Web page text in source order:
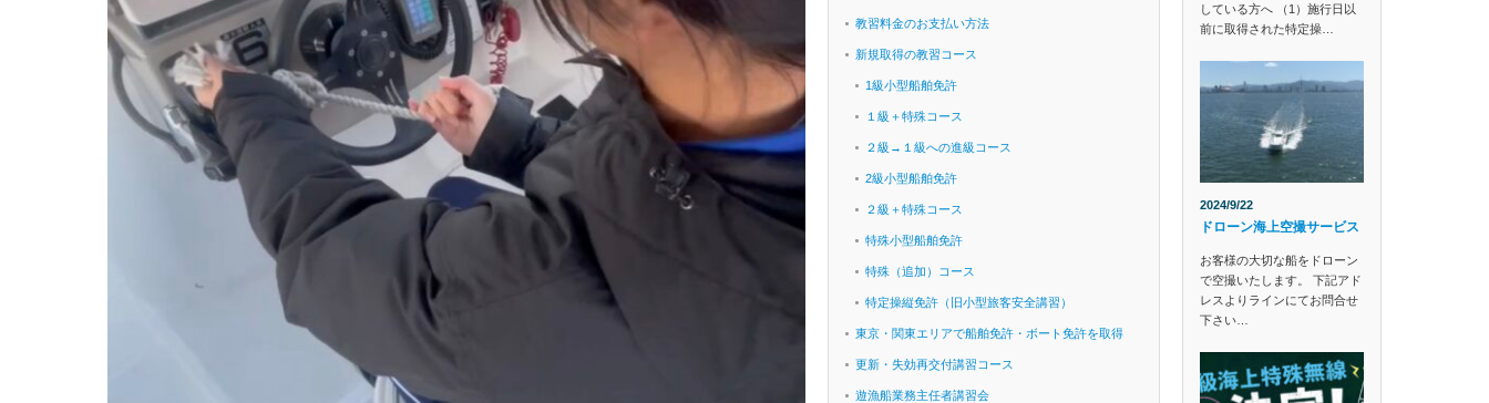
教習料金のお支払い方法
新規取得の教習コース
1級小型船舶免許
１級＋特殊コース
２級→１級への進級コース
2級小型船舶免許
２級＋特殊コース
特殊小型船舶免許
特殊（追加）コース
特定操縦免許（旧小型旅客安全講習）
東京・関東エリアで船舶免許・ボート免許を取得
更新・失効再交付講習コース
遊漁船業務主任者講習会
している方へ （1）施行日以
前に取得された特定操…
2024/9/22
ドローン海上空撮サービス
お客様の大切な船をドローン
で空撮いたします。 下記アド
レスよりラインにてお問合せ
下さい…